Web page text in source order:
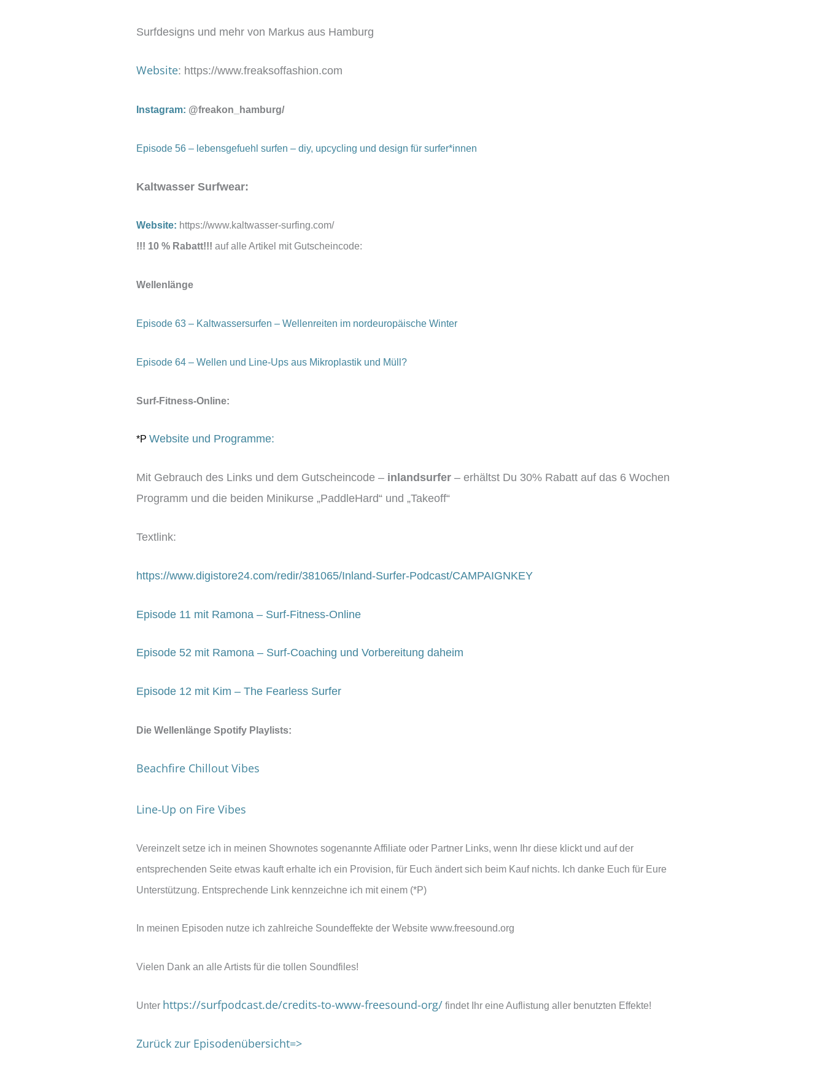
Surfdesigns und mehr von Markus aus Hamburg
Website: https://www.freaksoffashion.com
Instagram: @freakon_hamburg/
Episode 56 – lebensgefuehl surfen – diy, upcycling und design für surfer*innen
Kaltwasser Surfwear:
Website: https://www.kaltwasser-surfing.com/
!!! 10 % Rabatt!!! auf alle Artikel mit Gutscheincode:
Wellenlänge
Episode 63 – Kaltwassersurfen – Wellenreiten im nordeuropäische Winter
Episode 64 – Wellen und Line-Ups aus Mikroplastik und Müll?
Surf-Fitness-Online:
*PWebsite und Programme:
Mit Gebrauch des Links und dem Gutscheincode – inlandsurfer – erhältst Du 30% Rabatt auf das 6 Wochen
Programm und die beiden Minikurse „PaddleHard“ und „Takeoff“
Textlink:
https://www.digistore24.com/redir/381065/Inland-Surfer-Podcast/CAMPAIGNKEY
Episode 11 mit Ramona – Surf-Fitness-Online
Episode 52 mit Ramona – Surf-Coaching und Vorbereitung daheim
Episode 12 mit Kim – The Fearless Surfer
Die Wellenlänge Spotify Playlists:
Beachfire Chillout Vibes
Line-Up on Fire Vibes
Vereinzelt setze ich in meinen Shownotes sogenannte Affiliate oder Partner Links, wenn Ihr diese klickt und auf der
entsprechenden Seite etwas kauft erhalte ich ein Provision, für Euch ändert sich beim Kauf nichts. Ich danke Euch für Eure
Unterstützung. Entsprechende Link kennzeichne ich mit einem (*P)
In meinen Episoden nutze ich zahlreiche Soundeffekte der Website www.freesound.org
Vielen Dank an alle Artists für die tollen Soundfiles!
Unter https://surfpodcast.de/credits-to-www-freesound-org/ findet Ihr eine Auflistung aller benutzten Effekte!
Zurück zur Episodenübersicht=>